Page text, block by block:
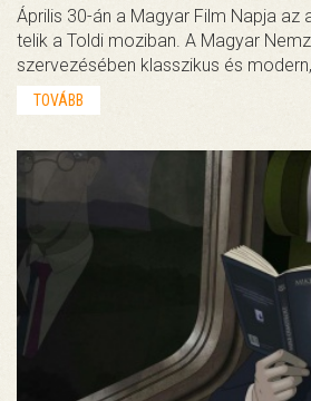
Április 30-án a Magyar Film Napja az
telik a Toldi moziban. A Magyar
szervezésében klasszikus és modern,
TOVÁBB